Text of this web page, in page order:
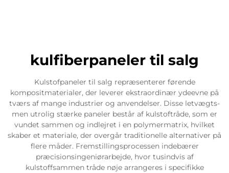
kulfiberpaneler til salg
Kulstofpaneler til salg repræsenterer førende
kompositmaterialer, der leverer ekstraordinær ydeevne på
tværs af mange industrier og anvendelser. Disse letvægts-
men utrolig stærke paneler består af kulstoftråde, som er
vundet sammen og indlejret i en polymermatrix, hvilket
skaber et materiale, der overgår traditionelle alternativer på
flere måder. Fremstillingsprocessen indebærer
præcisionsingeniørarbejde, hvor tusindvis af
kulstoffsammen tråde nøje arrangeres i specifikke